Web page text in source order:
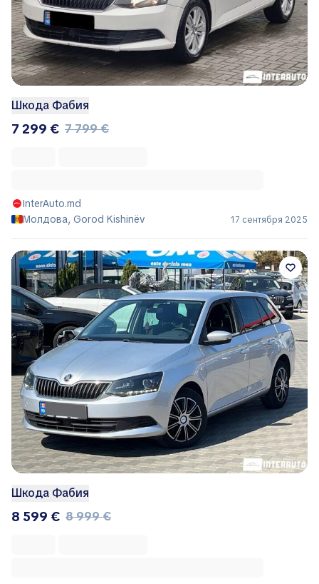
Шкода Фабия
7 299 € 7 799 €
InterAuto.md
Молдова, Gorod Kishinëv
17 сентября 2025
Шкода Фабия
8 599 € 8 999 €